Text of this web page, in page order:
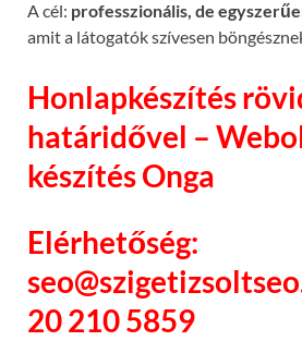
A cél: professzionális, de
amit a látogatók szívesen
Honlapkészítés
határidővel –
készítés Onga
Elérhetőség:
20 210 5859